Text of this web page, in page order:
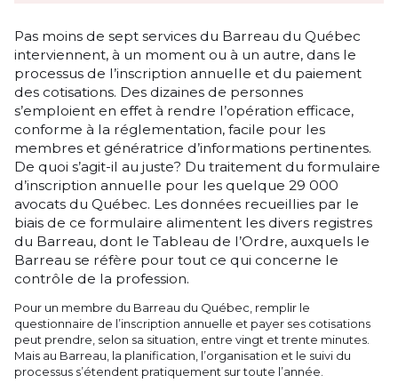
Pas moins de sept services du Barreau du Québec
interviennent, à un moment ou à un autre, dans le
processus de l’inscription annuelle et du paiement
des cotisations. Des dizaines de personnes
s’emploient en effet à rendre l’opération efficace,
conforme à la réglementation, facile pour les
membres et génératrice d’informations pertinentes.
De quoi s’agit-il au juste? Du traitement du formulaire
d’inscription annuelle pour les quelque 29 000
avocats du Québec. Les données recueillies par le
biais de ce formulaire alimentent les divers registres
du Barreau, dont le Tableau de l’Ordre, auxquels le
Barreau se réfère pour tout ce qui concerne le
contrôle de la profession.
Pour un membre du Barreau du Québec, remplir le
questionnaire de l’inscription annuelle et payer ses cotisations
peut prendre, selon sa situation, entre vingt et trente minutes.
Mais au Barreau, la planification, l’organisation et le suivi du
processus s’étendent pratiquement sur toute l’année.